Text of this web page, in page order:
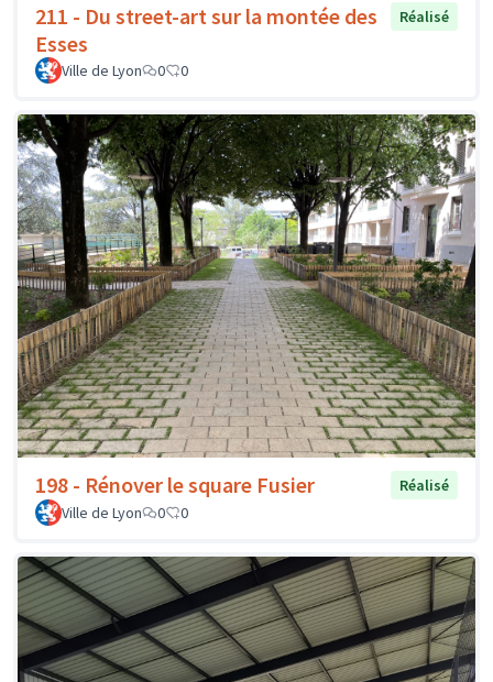
211 - Du street-art sur la montée des
Esses
Réalisé
Ville de Lyon 0 0
198 - Rénover le square Fusier
Réalisé
Ville de Lyon
0 0